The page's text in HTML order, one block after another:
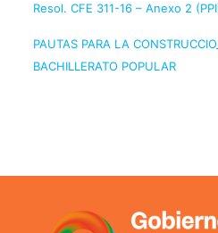
Resol. CFE 311-16 – Anexo 2
PAUTAS PARA LA
BACHILLERATO POPULAR